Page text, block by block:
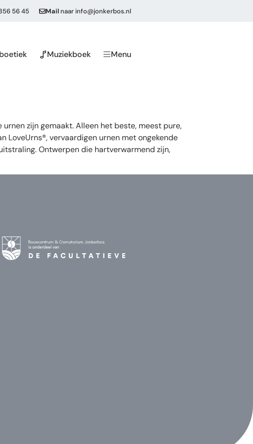
56 45 Mail naarinfo@jonkerbos.nl
Muziekboek Menu
zijn gemaakt. Alleen het beste, meest pure,
vervaardigen urnen met ongekende
Ontwerpen die hartverwarmend zijn,